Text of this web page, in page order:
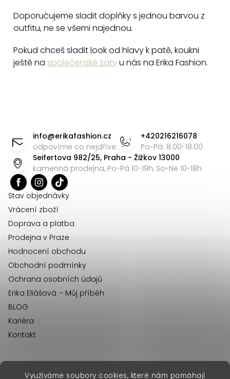
Využíváme soubory cookies, které nám pomáhají
Doporučujeme sladit doplňky s jednou barvou z
outfitu, ne se všemi najednou.
Pokud chceš sladit look od hlavy k patě, koukni
ještě na společenské šatyu nás na Erika Fashion.
info@erikafashion.cz
odpovíme co nejdříve
+420216216078
Po-Pá: 8:00-18:00
Seifertova 982/25, Praha - Žižkov 13000
kamenná prodejna, Po-Pá 10-19h, So-Ne 10-18h
Stav objednávky
Vrácení zboží
Doprava a platba
Prodejna v Praze
Hodnocení obchodu
Obchodní podmínky
Ochrana osobních údajů
Erika Eliášová – Můj příběh
BLOG
Kariéra
Kontakt